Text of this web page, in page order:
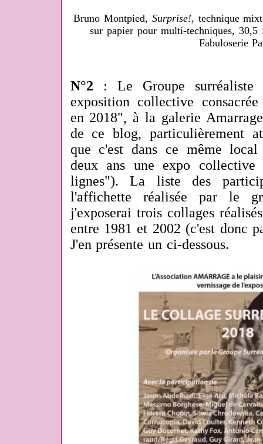
Bruno Montpied, Surprise!, technique
sur papier pour multi-techniques,
Fabuloserie
N°2 : Le Groupe surréaliste
exposition collective
en 2018", à la galerie
de ce blog, particulièrement
que c'est dans ce même
deux ans une expo collective
lignes"). La liste des
l'affichette réalisée par le
j'exposerai trois collages
entre 1981 et 2002 (c'est donc
J'en présente un ci-dessous.